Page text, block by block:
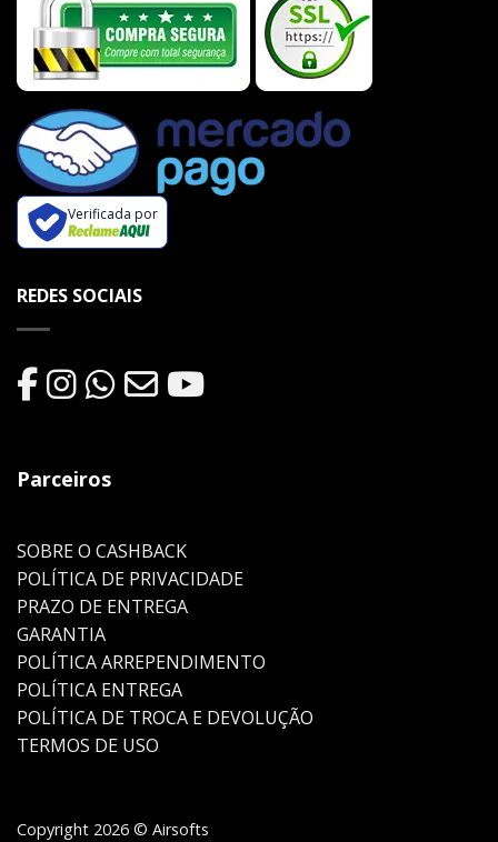
Verificada por
REDES SOCIAIS
Parceiros
SOBRE O CASHBACK
POLÍTICA DE PRIVACIDADE
PRAZO DE ENTREGA
GARANTIA
POLÍTICA ARREPENDIMENTO
POLÍTICA ENTREGA
POLÍTICA DE TROCA E DEVOLUÇÃO
TERMOS DE USO
Copyright 2026 © Airsofts